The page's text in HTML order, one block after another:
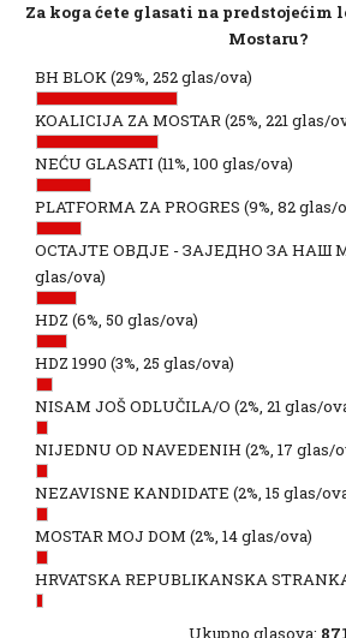
Za koga ćete glasati na
Mostaru?
BH BLOK(29%, 252 glas/ova)
KOALICIJA ZA MOSTAR(25%, 221 glas/
NEĆU GLASATI (11%, 100 glas/ova)
PLATFORMA ZA PROGRES (9%, 82 glas/
ОСТАЈТЕ ОВДЈЕ - ЗАЈЕДНО ЗА НАШ
glas/ova)
HDZ (6%, 50 glas/ova)
HDZ 1990 (3%, 25 glas/ova)
NISAM JOŠ ODLUČILA/O (2%, 21 glas/
NIJEDNU OD NAVEDENIH (2%, 17 glas/
NEZAVISNE KANDIDATE (2%, 15 glas/
MOSTAR MOJ DOM (2%, 14 glas/ova)
HRVATSKA REPUBLIKANSKA
Ukupno glasova: